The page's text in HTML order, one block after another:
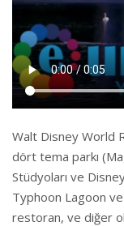
Walt Disney World
dört tema parkı
Stüdyoları ve
Typhoon Lagoon
restoran, ve diğer